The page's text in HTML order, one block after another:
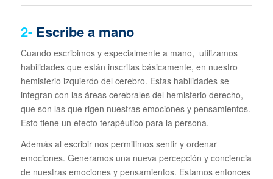
2- Escribe a mano
Cuando escribimos y especialmente a mano, utilizamos
habilidades que están inscritas básicamente, en nuestro
hemisferio izquierdo del cerebro. Estas habilidades se
integran con las áreas cerebrales del hemisferio derecho,
que son las que rigen nuestras emociones y pensamientos.
Esto tiene un efecto terapéutico para la persona.
Además al escribir nos permitimos sentir y ordenar
emociones. Generamos una nueva percepción y conciencia
de nuestras emociones y pensamientos. Estamos entonces